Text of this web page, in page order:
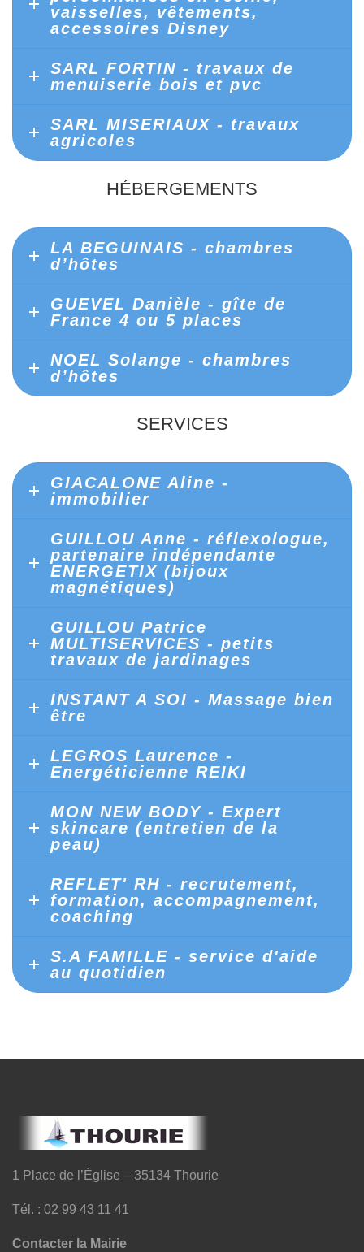
vaisselles, vêtements,
accessoires Disney
SARL FORTIN - travaux de
menuiserie bois et pvc
SARL MISERIAUX - travaux
agricoles
HÉBERGEMENTS
LA BEGUINAIS - chambres
d’hôtes
GUEVEL Danièle - gîte de
France 4 ou 5 places
NOEL Solange - chambres
d’hôtes
SERVICES
GIACALONE Aline -
immobilier
GUILLOU Anne - réflexologue,
partenaire indépendante
ENERGETIX (bijoux
magnétiques)
GUILLOU Patrice
MULTISERVICES - petits
travaux de jardinages
INSTANT A SOI - Massage bien
être
LEGROS Laurence -
Energéticienne REIKI
MON NEW BODY - Expert
skincare (entretien de la
peau)
REFLET' RH - recrutement,
formation, accompagnement,
coaching
S.A FAMILLE - service d'aide
au quotidien
1 Place de l’Église – 35134 Thourie
Tél. : 02 99 43 11 41
Contacter la Mairie